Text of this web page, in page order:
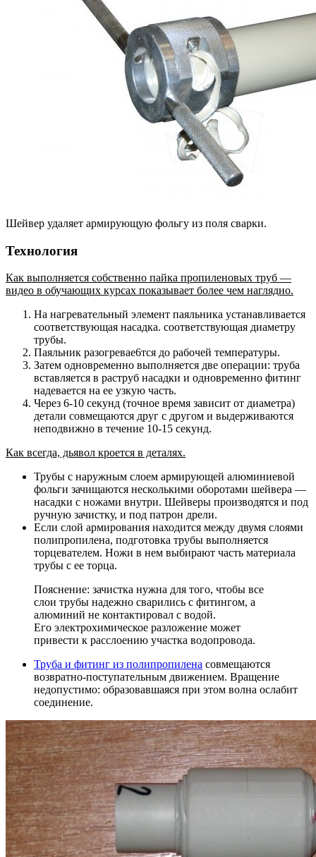
Шейвер удаляет армирующую фольгу из поля сварки.
Технология
Как выполняется собственно пайка пропиленовых труб —
видео в обучающих курсах показывает более чем наглядно.
На нагревательный элемент паяльника устанавливается
соответствующая насадка. соответствующая диаметру
трубы.
Паяльник разогревае6тся до рабочей температуры.
Затем одновременно выполняется две операции: труба
вставляется в раструб насадки и одновременно фитинг
надевается на ее узкую часть.
Через 6-10 секунд (точное время зависит от диаметра)
детали совмещаются друг с другом и выдерживаются
неподвижно в течение 10-15 секунд.
Как всегда, дьявол кроется в деталях.
Трубы с наружным слоем армирующей алюминиевой
фольги зачищаются несколькими оборотами шейвера —
насадки с ножами внутри. Шейверы производятся и под
ручную зачистку, и под патрон дрели.
Если слой армирования находится между двумя слоями
полипропилена, подготовка трубы выполняется
торцевателем. Ножи в нем выбирают часть материала
трубы с ее торца.
Пояснение: зачистка нужна для того, чтобы все
слои трубы надежно сварились с фитингом, а
алюминий не контактировал с водой.
Его электрохимическое разложение может
привести к расслоению участка водопровода.
Труба и фитинг из полипропилена совмещаются
возвратно-поступательным движением. Вращение
недопустимо: образовавшаяся при этом волна ослабит
соединение.